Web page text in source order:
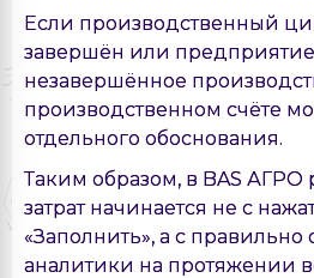
Если производственный
завершён или
незавершённое
производственном счёте
отдельного обоснования.
Таким образом, в BAS АГРО
затрат начинается не с
«Заполнить», а с правильно
аналитики на протяжении